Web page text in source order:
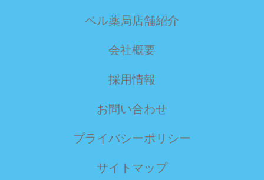
ベル薬局店舗紹介
会社概要
採用情報
お問い合わせ
プライバシーポリシー
サイトマップ